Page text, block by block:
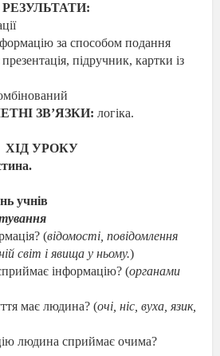
за способом подання
презентація, підручник, картки із
ЗВ’ЯЗКИ:логіка.
ХІД УРОКУ
учнів
(відомості, повідомлення
світ і явища у ньому.)
інформацію? (органами
має людина? (очі, ніс, вуха, язик,
людина сприймає очима?